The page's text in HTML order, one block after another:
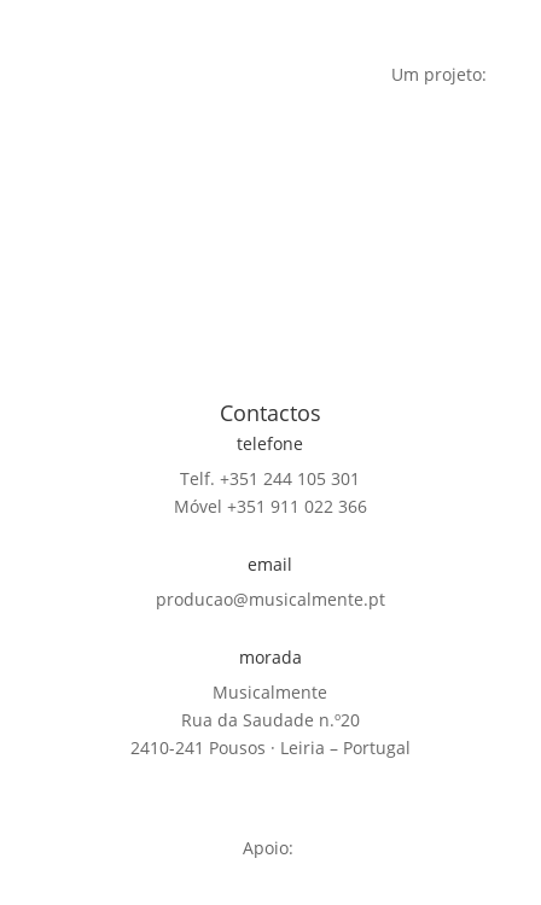
Um projeto:
Contactos
telefone
Telf. +351 244 105 301
Móvel +351 911 022 366
email
producao@musicalmente.pt
morada
Musicalmente
Rua da Saudade n.º20
2410-241 Pousos · Leiria – Portugal
Apoio: